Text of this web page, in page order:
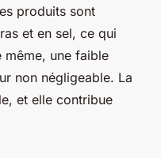
produits sont
et en sel, ce qui
une faible
non négligeable. La
et elle contribue